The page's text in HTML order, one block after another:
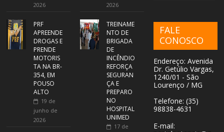
2026
PRF
APREENDE
DROGAS E
PRENDE
MOTORIS
TA NA BR-
354, EM
POUSO
ALTO
19 de
junho de
2026
2026
TREINAME
NTO DE
BRIGADA
DE
INCÊNDIO
REFORÇA
SEGURAN
ÇA E
PREPARO
NO
HOSPITAL
UNIMED
17 de
FALE
CONOSCO
Endereço: Avenida
Dr. Getúlio Vargas,
1240/01 - São
Lourenço / MG
Telefone: (35)
98838-4631
E-mail: